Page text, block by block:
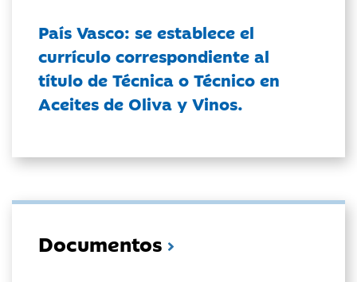
País Vasco: se establece el
currículo correspondiente al
título de Técnica o Técnico en
Aceites de Oliva y Vinos.
Documentos